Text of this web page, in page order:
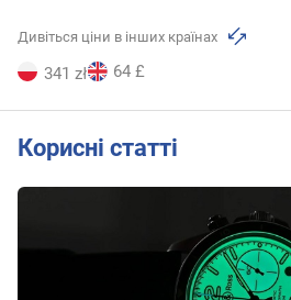
Дивіться ціни в інших країнах
341 zł 64 £
Корисні статті